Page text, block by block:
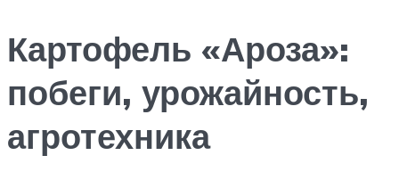
Картофель «Ароза»:
побеги, урожайность,
агротехника